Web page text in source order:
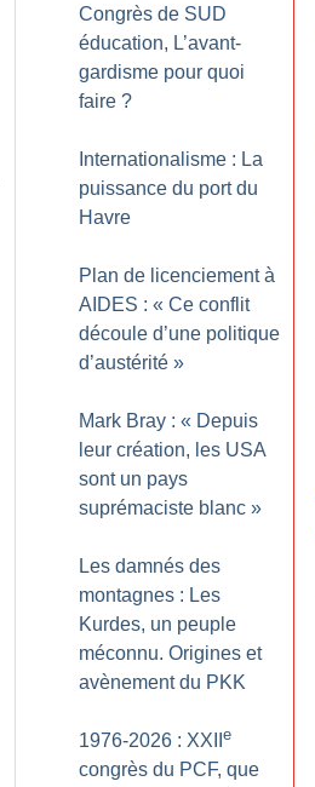
Congrès de SUD
éducation, L’avant-
gardisme pour quoi
faire ?
Internationalisme : La
puissance du port du
Havre
Plan de licenciement à
AIDES : « Ce conflit
découle d’une politique
d’austérité »
Mark Bray : « Depuis
leur création, les USA
sont un pays
suprémaciste blanc »
Les damnés des
montagnes : Les
Kurdes, un peuple
méconnu. Origines et
avènement du PKK
1976-2026 : XXII e
congrès du PCF, que